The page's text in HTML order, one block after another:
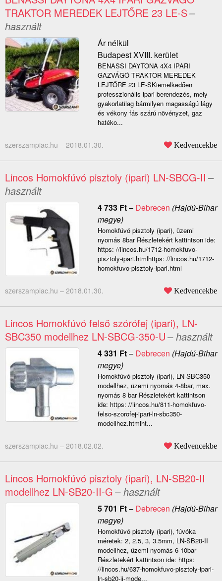
TRAKTOR MEREDEK LEJTŐRE 23 LE-S–
használt
Ár nélkül
Budapest XVIII. kerület
BENASSI DAYTONA 4X4 IPARI
GAZVÁGÓ TRAKTOR MEREDEK
LEJTŐRE 23 LE-SKiemelkedően
professzionális ipari berendezés, mely
gyakorlatilag bármilyen magasságú lágy
és vékony fás szárú növényzet, gaz
hatéko...
szerszampiac.hu – 2018.01.30. Kedvencekbe
Lincos Homokfúvó pisztoly (ipari) LN-SBCG-II –
használt
4 733 Ft– Debrecen (Hajdú-Bihar
megye)
Homokfúvó pisztoly (ipari), üzemi
nyomás 8bar Részletekért kattintson ide:
https: //lincos.hu/1712-homokfuvo-
pisztoly-ipari.htmlhttps: //lincos.hu/1712-
homokfuvo-pisztoly-ipari.html
szerszampiac.hu – 2018.01.30. Kedvencekbe
Lincos Homokfúvó felső szórófej (ipari), LN-
SBC350 modellhez LN-SBCG-350-U– használt
4 331 Ft– Debrecen (Hajdú-Bihar
megye)
Homokfúvó pisztoly (ipari), LN-SBC350
modellhez, üzemi nyomás 4-8bar, max.
nyomás 8 bar Részletekért kattintson
ide: https: //lincos.hu/811-homokfuvo-
felso-szorofej-ipari-ln-sbc350-
modellhez.htmlht...
szerszampiac.hu – 2018.02.02. Kedvencekbe
Lincos Homokfúvó pisztoly (ipari), LN-SB20-II
modellhez LN-SB20-II-G– használt
5 701 Ft– Debrecen (Hajdú-Bihar
megye)
Homokfúvó pisztoly (ipari), fúvóka
méretek: 2, 2.5, 3, 3.5mm, LN-SB20-II
modellhez, üzemi nyomás 6-10bar
Részletekért kattintson ide: https:
//lincos.hu/637-homokfuvo-pisztoly-ipari-
ln-sb20-ii-mode...